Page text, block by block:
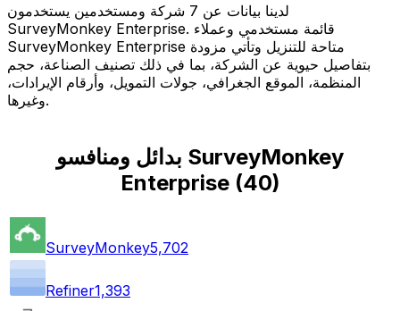
لدينا بيانات عن 7 شركة ومستخدمين يستخدمون
SurveyMonkey Enterprise. قائمة مستخدمي وعملاء
SurveyMonkey Enterprise متاحة للتنزيل وتأتي مزودة
بتفاصيل حيوية عن الشركة، بما في ذلك تصنيف الصناعة، حجم
المنظمة، الموقع الجغرافي، جولات التمويل، وأرقام الإيرادات،
وغيرها.
بدائل ومنافسو SurveyMonkey
Enterprise(40)
SurveyMonkey5,702
Refiner1,393